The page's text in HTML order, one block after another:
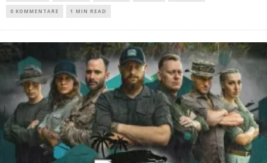
0 KOMMENTARE 1 MIN READ